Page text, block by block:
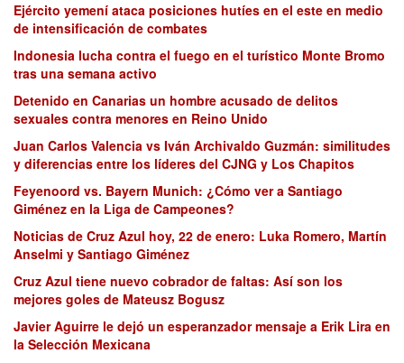
Ejército yemení ataca posiciones hutíes en el este en medio
de intensificación de combates
Indonesia lucha contra el fuego en el turístico Monte Bromo
tras una semana activo
Detenido en Canarias un hombre acusado de delitos
sexuales contra menores en Reino Unido
Juan Carlos Valencia vs Iván Archivaldo Guzmán: similitudes
y diferencias entre los líderes del CJNG y Los Chapitos
Feyenoord vs. Bayern Munich: ¿Cómo ver a Santiago
Giménez en la Liga de Campeones?
Noticias de Cruz Azul hoy, 22 de enero: Luka Romero, Martín
Anselmi y Santiago Giménez
Cruz Azul tiene nuevo cobrador de faltas: Así son los
mejores goles de Mateusz Bogusz
Javier Aguirre le dejó un esperanzador mensaje a Erik Lira en
la Selección Mexicana